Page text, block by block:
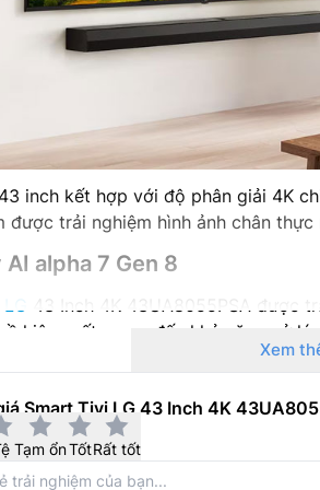
inch kết hợp với độ phân giải 4K
được trải nghiệm hình ảnh chân thực
AI alpha 7 Gen 8
43 Inch 4K 43UA8055PSA được
hiệu suất mang đến khả năng xử
sắc nét và chiều sâu vượt trội hơn bao
Xem
Smart Tivi LG 43 Inch 4K
Tạm ổnTốtRất tốt